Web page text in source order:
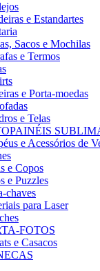
e Estandartes
Sacos e Mochilas
e Termos
e Porta-moedas
e Telas
e Acessórios de
e Copos
e Puzzles
chaves
para Laser
FOTOS
e Casacos